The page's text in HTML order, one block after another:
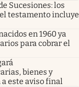
Sucesiones: los
testamento incluye
en 1960 ya
para cobrar el
bienes y
este aviso final